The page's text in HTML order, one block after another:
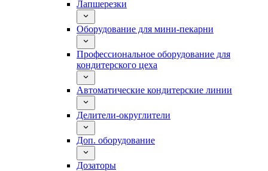
Лапшерезки
Оборудование для мини-пекарни
Профессиональное оборудование для
кондитерского цеха
Автоматические кондитерские линии
Делители-округлители
Доп. оборудование
Дозаторы